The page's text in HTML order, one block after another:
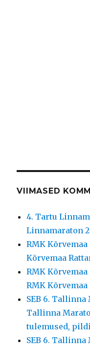
VIIMASED
4. Tartu
Linnamaraton
RMK Kõrvemaa
Kõrvemaa
RMK
RMK Kõrvemaa
SEB 6. Tallinna
Tallinna
tulemused,
SEB 6. Tallinna